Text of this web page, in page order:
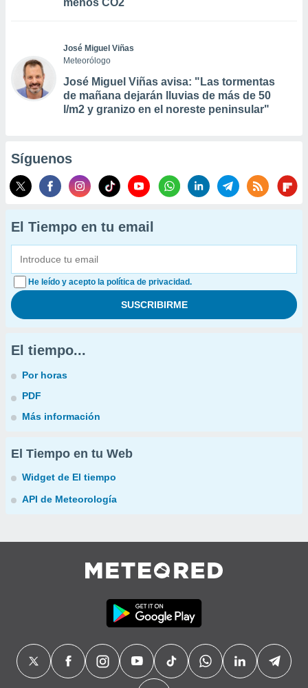
menos CO2
José Miguel Viñas
Meteorólogo
José Miguel Viñas avisa: "Las tormentas
de mañana dejarán lluvias de más de 50
l/m2 y granizo en el noreste peninsular"
Síguenos
El Tiempo en tu email
He leído y acepto la política de privacidad.
El tiempo...
Por horas
PDF
Más información
El Tiempo en tu Web
Widget de El tiempo
API de Meteorología